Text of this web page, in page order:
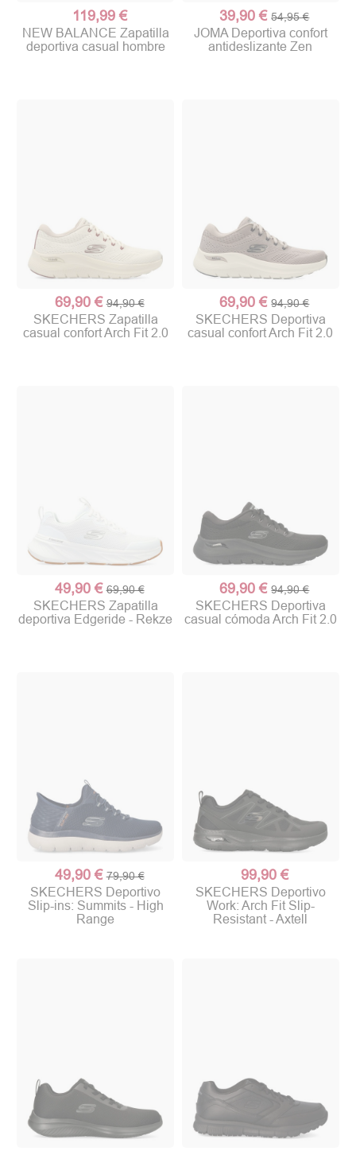
119,99 €
NEW BALANCE Zapatilla
deportiva casual hombre
39,90 € 54,95 €
JOMA Deportiva confort
antideslizante Zen
69,90 € 94,90 €
SKECHERS Zapatilla
casual confort Arch Fit 2.0
69,90 € 94,90 €
SKECHERS Deportiva
casual confort Arch Fit 2.0
49,90 € 69,90 €
SKECHERS Zapatilla
deportiva Edgeride - Rekze
69,90 € 94,90 €
SKECHERS Deportiva
casual cómoda Arch Fit 2.0
49,90 € 79,90 €
SKECHERS Deportivo
Slip-ins: Summits - High
Range
99,90 €
SKECHERS Deportivo
Work: Arch Fit Slip-
Resistant - Axtell